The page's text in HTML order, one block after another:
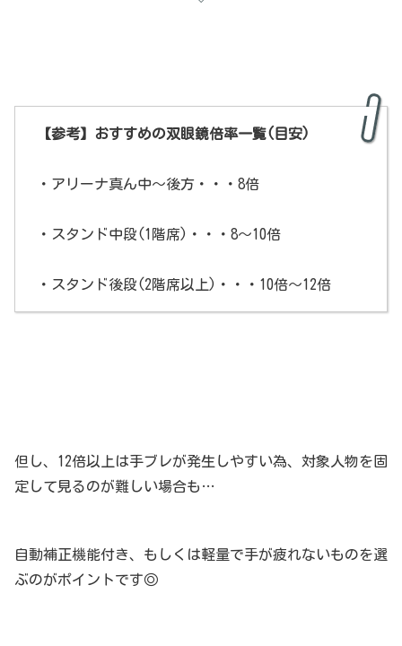
【参考】おすすめの双眼鏡倍率一覧(目安)
・アリーナ真ん中～後方・・・8倍
・スタンド中段(1階席)・・・8～10倍
・スタンド後段(2階席以上)・・・10倍～12倍
但し、12倍以上は手ブレが発生しやすい為、対象人物を固
定して見るのが難しい場合も…
自動補正機能付き、もしくは軽量で手が疲れないものを選
ぶのがポイントです◎